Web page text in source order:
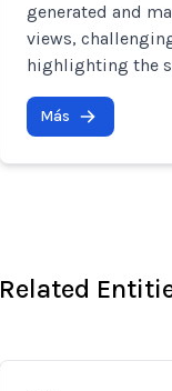
generated and
views,
highlighting the
Más
Related